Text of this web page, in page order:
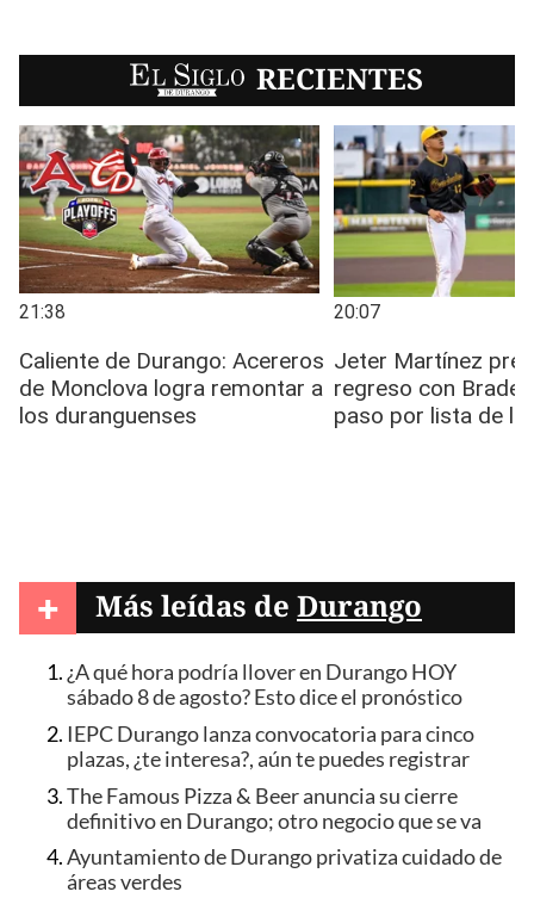
EL SIGLO RECIENTES
+ Más leídas de Durango
¿A qué hora podría llover en Durango HOY
sábado 8 de agosto? Esto dice el pronóstico
IEPC Durango lanza convocatoria para cinco
plazas, ¿te interesa?, aún te puedes registrar
The Famous Pizza & Beer anuncia su cierre
definitivo en Durango; otro negocio que se va
Ayuntamiento de Durango privatiza cuidado de
áreas verdes